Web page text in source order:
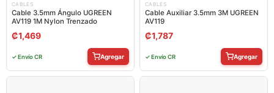
CABLES
Cable 3.5mm Ángulo UGREEN
AV119 1M Nylon Trenzado
₡1,469
✓ Envío CR Agregar
CABLES
Cable Auxiliar 3.5mm 3M UGREEN
AV119
₡1,787
✓ Envío CR Agregar